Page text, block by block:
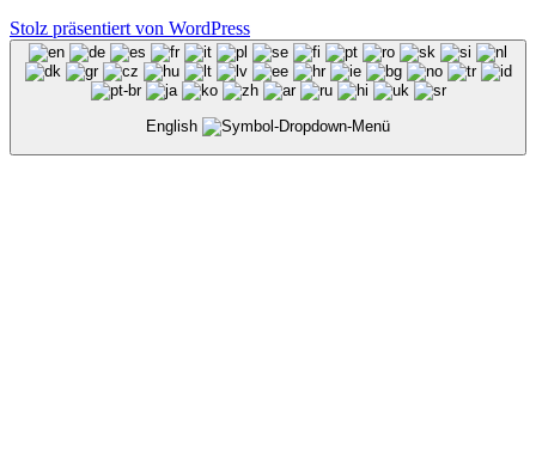
Stolz präsentiert von WordPress
English